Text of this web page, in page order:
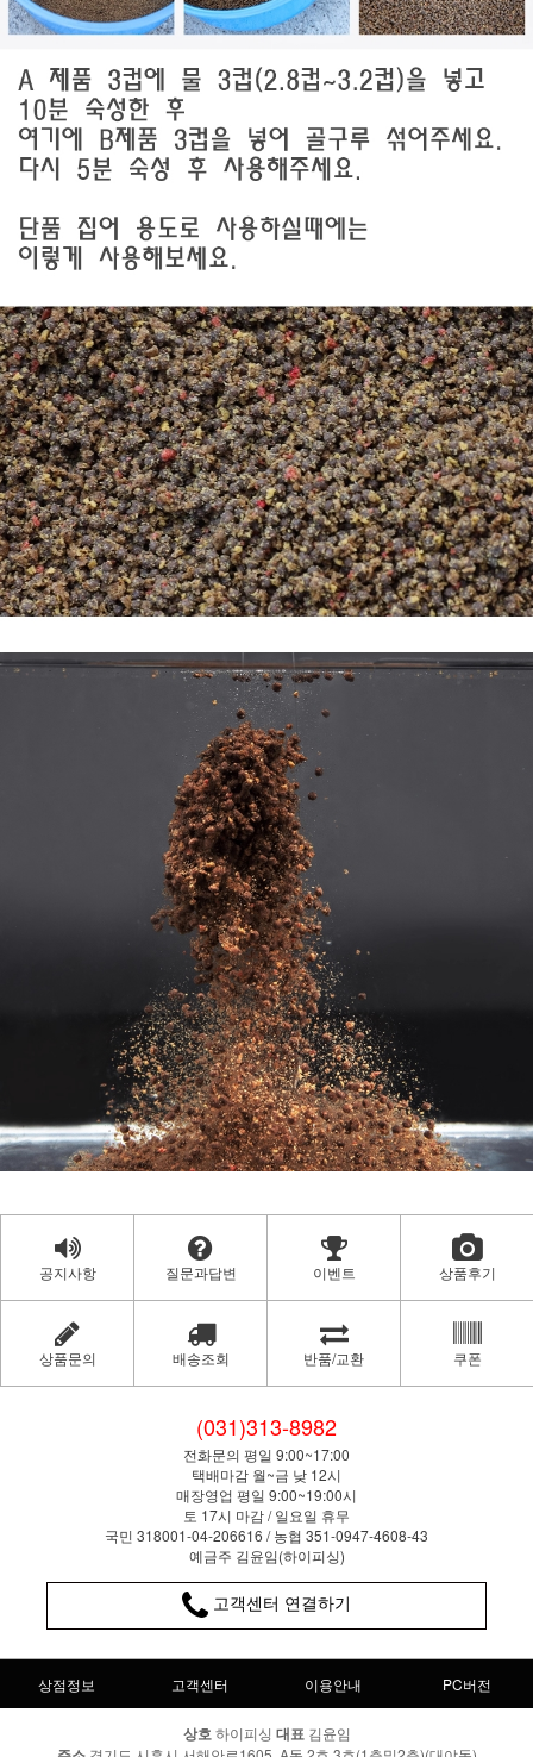
공지사항 질문과답변 이벤트 상품후기
상품문의 배송조회 반품/교환 쿠폰
(031)313-8982
전화문의 평일 9:00~17:00
택배마감 월~금 낮 12시
매장영업 평일 9:00~19:00시
토 17시 마감 / 일요일 휴무
국민 318001-04-206616 / 농협 351-0947-4608-43
예금주 김윤임(하이피싱)
고객센터 연결하기
상점정보 고객센터 이용안내 PC버전
상호 하이피싱 대표 김윤임